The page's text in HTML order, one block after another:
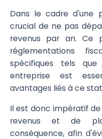
Dans le cadre d'une
crucial de ne pas
revenus par an. Ce
réglementations
spécifiques tels
entreprise est
avantages liés à ce
Il est donc impératif
revenus et de
conséquence, afin